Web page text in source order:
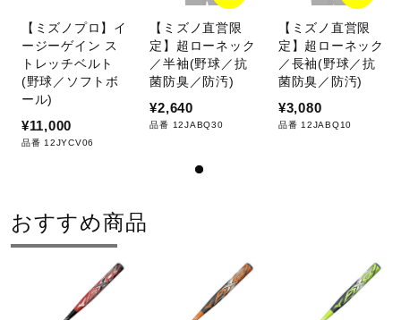
【ミズノプロ】イ
ージーゲイン ス
トレッチベルト
(野球／ソフトボ
ール)
¥11,000
品番 12JYCV06
【ミズノ直営限
定】超ローネック
／半袖(野球／抗
菌防臭／防汚)
¥2,640
品番 12JABQ30
【ミズノ直営限
定】超ローネック
／長袖(野球／抗
菌防臭／防汚)
¥3,080
品番 12JABQ10
おすすめ商品